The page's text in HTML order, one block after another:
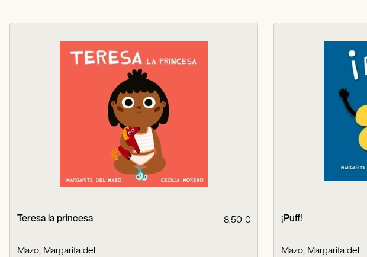
Teresa la princesa 8,50 €
Mazo, Margarita del
¡Puff!
Mazo, Margarita del